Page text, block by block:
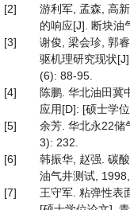
[2]
游利军, 孟森, 高
的响应[J]. 断块油
[3]
谢俊, 梁会珍, 郭
驱机理研究现状
(6): 88-95.
[4]
陈鹏. 华北油田冀
应用[D]: [硕士学
[5]
余芳. 华北永22储
3): 232.
[6]
韩振华, 赵强. 碳
油气井测试,
[7]
王守军. 粘弹性表